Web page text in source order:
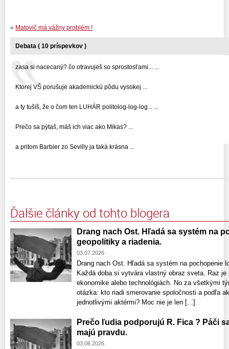
« Matovič má vážny problém !
Debata ( 10 príspevkov )
zasa si nacecaný? čo otravuješ so sprostosťami... ...
Ktorej VŠ porušuje akademickú pôdu vysokej ...
a ty tušíš, že o čom ten LUHÁR politolog-log-log... ...
Prečo sa pýtaš, máš ich viac ako Mikas? ...
a pritom Barbier zo Sevilly ja taká krásna ...
Ďalšie články od tohto blogera
Drang nach Ost. Hľadá sa systém na
geopolitiky a riadenia.
03.07.2026
Drang nach Ost. Hľadá sa systém na pochopenie
Každá doba si vytvára vlastný obraz sveta. Raz
ekonomike alebo technológiách. No za všetkými
otázka: kto riadi smerovanie spoločnosti a podľa
jednotlivými aktérmi? Moc nie je len [...]
Prečo ľudia podporujú R. Fica ? Páči
majú pravdu.
03.06.2026